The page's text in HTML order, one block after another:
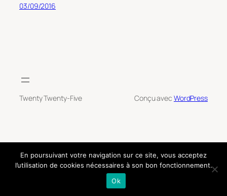
03/09/2016
Twenty Twenty-Five Conçu avec WordPress
En poursuivant votre navigation sur ce site, vous acceptez
l’utilisation de cookies nécessaires à son bon fonctionnement.
Ok